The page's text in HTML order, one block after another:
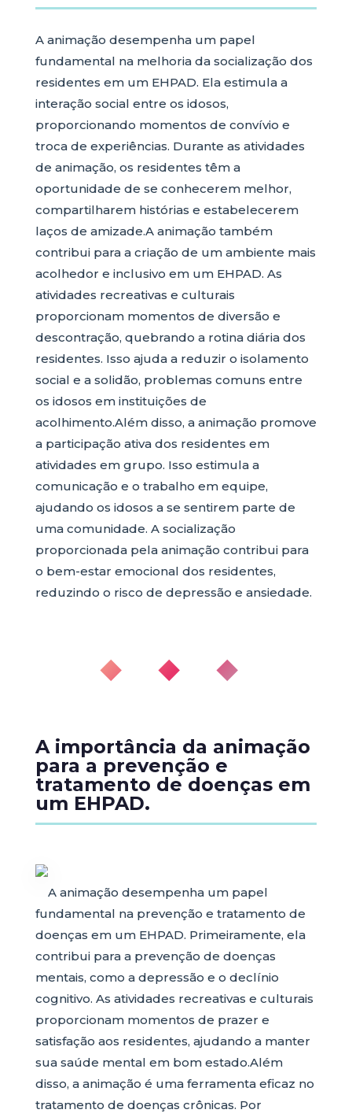
A animação desempenha um papel
fundamental na melhoria da socialização dos
residentes em um EHPAD. Ela estimula a
interação social entre os idosos,
proporcionando momentos de convívio e
troca de experiências. Durante as atividades
de animação, os residentes têm a
oportunidade de se conhecerem melhor,
compartilharem histórias e estabelecerem
laços de amizade.A animação também
contribui para a criação de um ambiente mais
acolhedor e inclusivo em um EHPAD. As
atividades recreativas e culturais
proporcionam momentos de diversão e
descontração, quebrando a rotina diária dos
residentes. Isso ajuda a reduzir o isolamento
social e a solidão, problemas comuns entre
os idosos em instituições de
acolhimento.Além disso, a animação promove
a participação ativa dos residentes em
atividades em grupo. Isso estimula a
comunicação e o trabalho em equipe,
ajudando os idosos a se sentirem parte de
uma comunidade. A socialização
proporcionada pela animação contribui para
o bem-estar emocional dos residentes,
reduzindo o risco de depressão e ansiedade.
◆ ◆ ◆
A importância da animação
para a prevenção e
tratamento de doenças em
um EHPAD.
A animação desempenha um papel
fundamental na prevenção e tratamento de
doenças em um EHPAD. Primeiramente, ela
contribui para a prevenção de doenças
mentais, como a depressão e o declínio
cognitivo. As atividades recreativas e culturais
proporcionam momentos de prazer e
satisfação aos residentes, ajudando a manter
sua saúde mental em bom estado.Além
disso, a animação é uma ferramenta eficaz no
tratamento de doenças crônicas. Por